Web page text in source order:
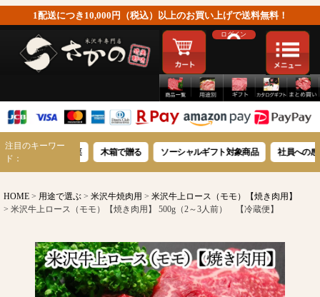
1配送につき10,000円（税込）以上のお買い上げで送料無料！
ログイン
注目のキーワー
ド：
豪華惣菜 木箱で贈る ソーシャルギフト対象商品 社員への感謝を伝え
HOME 用途で選ぶ 米沢牛焼肉用
米沢牛上ロース（モモ）【焼き肉用】
米沢牛上ロース（モモ）【焼き肉用】 500g（2～3人前） 【冷蔵便】